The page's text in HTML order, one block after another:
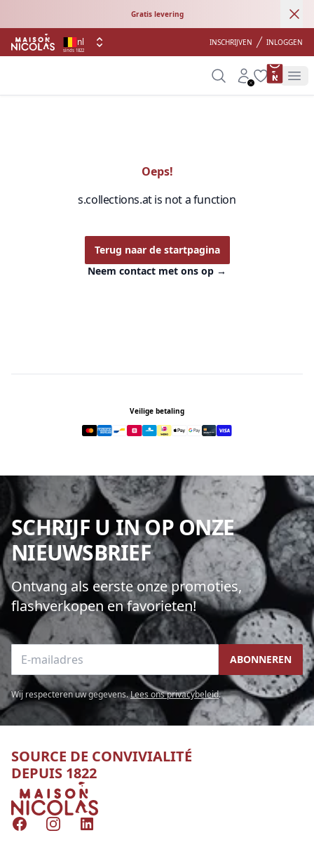
Gratis levering
sinds 1822
nl INSCHRIJVEN INLOGGEN
SearchAccount
Wishlist
Oeps!
s.collections.at is not a function
Terug naar de startpagina
Neem contact met ons op →
Veilige betaling
SCHRIJF U IN OP ONZE
NIEUWSBRIEF
Ontvang als eerste onze promoties,
flashverkopen en favorieten!
E-mailadres ABONNEREN
Wij respecteren uw gegevens.Lees ons privacybeleid.
SOURCE DE CONVIVIALITÉ
DEPUIS 1822
Nicolas
FacebookInstagramLinkedIn